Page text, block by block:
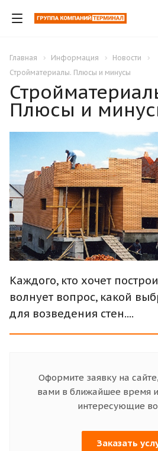
Главная Информация
Новости
Стройматериалы. Плюсы и минусы
Плюсы и
Каждого, кто хочет
волнует вопрос, какой
для возведения стен....
Оформите заявку на
вами в ближайшее время
интересующие
Заказать